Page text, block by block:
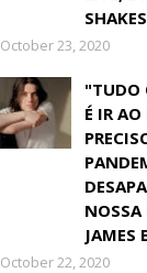
October 23, 2020
"TUDO
É IR AO
NOSSA
JAMES
October 22, 2020